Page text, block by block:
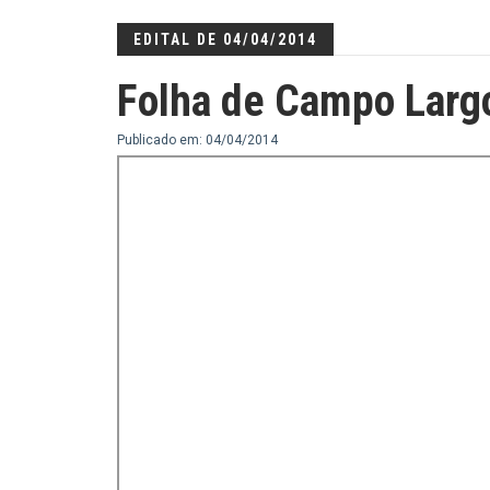
EDITAL DE 04/04/2014
Folha de Campo
Publicado em: 04/04/2014